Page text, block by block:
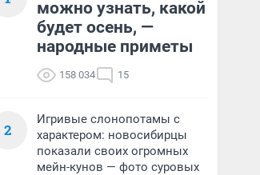
можно узнать, какой
будет осень, —
народные приметы
158 034 15
2
Игривые слонопотамы с
характером: новосибирцы
показали своих огромных
мейн-кунов — фото суровых